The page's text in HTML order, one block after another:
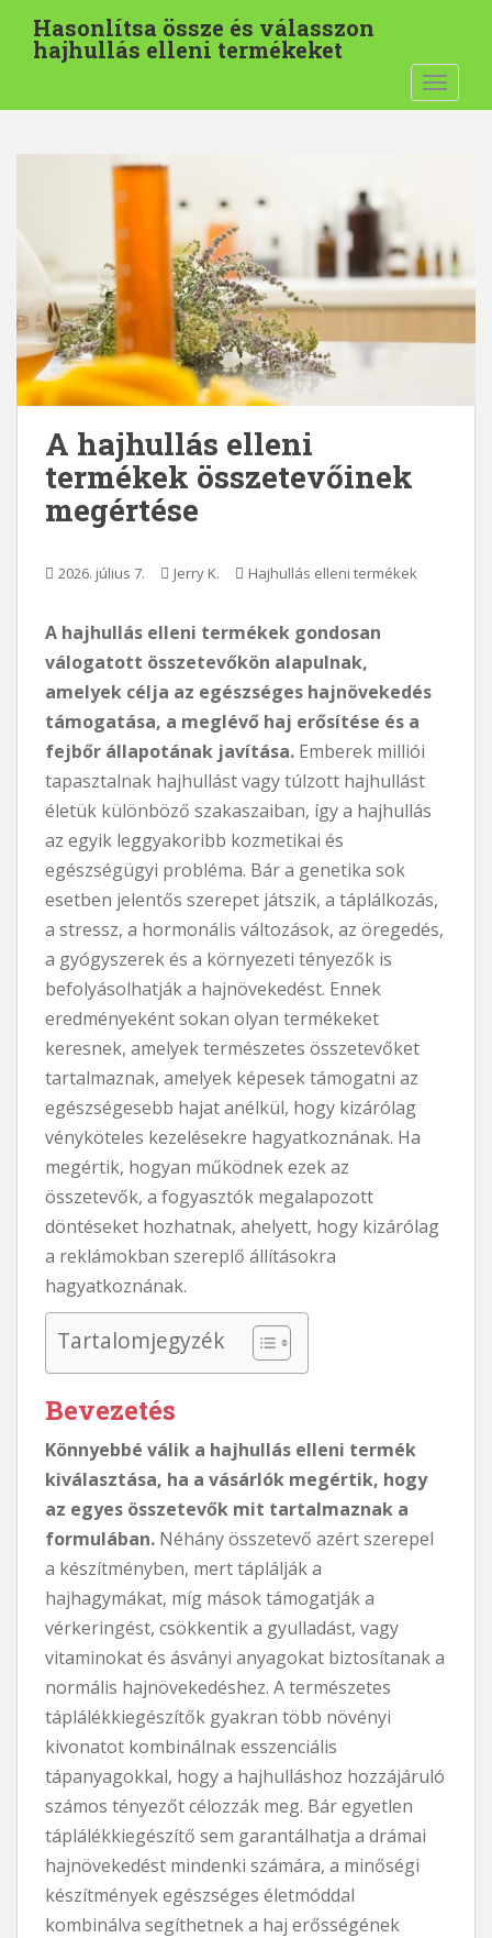
s
Hasonlítsa össze és válasszon
hajhullás elleni termékeket
A hajhullás elleni
termékek összetevőinek
megértése
2026. július 7. Jerry K. Hajhullás elleni termékek
A hajhullás elleni termékek gondosan
válogatott összetevőkön alapulnak,
amelyek célja az egészséges hajnövekedés
támogatása, a meglévő haj erősítése és a
fejbőr állapotának javítása. Emberek milliói
tapasztalnak hajhullást vagy túlzott hajhullást
életük különböző szakaszaiban, így a hajhullás
az egyik leggyakoribb kozmetikai és
egészségügyi probléma. Bár a genetika sok
esetben jelentős szerepet játszik, a táplálkozás,
a stressz, a hormonális változások, az öregedés,
a gyógyszerek és a környezeti tényezők is
befolyásolhatják a hajnövekedést. Ennek
eredményeként sokan olyan termékeket
keresnek, amelyek természetes összetevőket
tartalmaznak, amelyek képesek támogatni az
egészségesebb hajat anélkül, hogy kizárólag
vényköteles kezelésekre hagyatkoznának. Ha
megértik, hogyan működnek ezek az
összetevők, a fogyasztók megalapozott
döntéseket hozhatnak, ahelyett, hogy kizárólag
a reklámokban szereplő állításokra
hagyatkoznának.
Tartalomjegyzék
Bevezetés
Könnyebbé válik a hajhullás elleni termék
kiválasztása, ha a vásárlók megértik, hogy
az egyes összetevők mit tartalmaznak a
formulában. Néhány összetevő azért szerepel
a készítményben, mert táplálják a
hajhagymákat, míg mások támogatják a
vérkeringést, csökkentik a gyulladást, vagy
vitaminokat és ásványi anyagokat biztosítanak a
normális hajnövekedéshez. A természetes
táplálékkiegészítők gyakran több növényi
kivonatot kombinálnak esszenciális
tápanyagokkal, hogy a hajhulláshoz hozzájáruló
számos tényezőt célozzák meg. Bár egyetlen
táplálékkiegészítő sem garantálhatja a drámai
hajnövekedést mindenki számára, a minőségi
készítmények egészséges életmóddal
kombinálva segíthetnek a haj erősségének